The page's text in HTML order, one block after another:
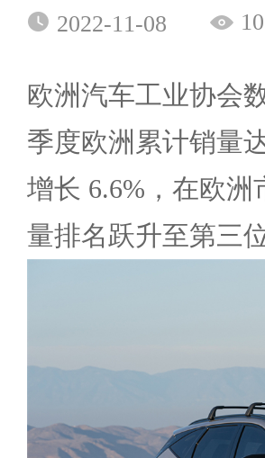
2022-11-08
欧洲汽车工业协会
季度欧洲累计销量
增长 6.6%，在欧
量排名跃升至第三